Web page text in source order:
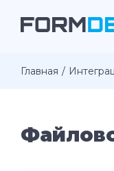
Главная